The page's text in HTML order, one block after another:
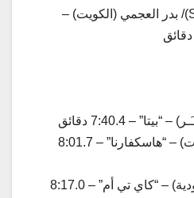
10- متعب الشمري (SAU)/ بدر العجمي (الكويت) –
02- حمدان العلي (الإمارات) – “هاسكفارنا” – 8:01.7
03- أنس الرحياني (السعودية) – “كاي تي أم” – 8:17.0